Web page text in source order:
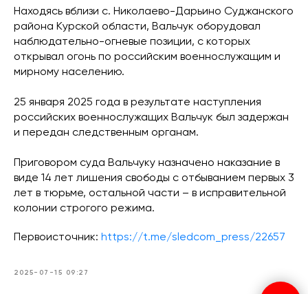
Находясь вблизи с. Николаево-Дарьино Суджанского
района Курской области, Вальчук оборудовал
наблюдательно-огневые позиции, с которых
открывал огонь по российским военнослужащим и
мирному населению.
25 января 2025 года в результате наступления
российских военнослужащих Вальчук был задержан
и передан следственным органам.
Приговором суда Вальчуку назначено наказание в
виде 14 лет лишения свободы с отбыванием первых 3
лет в тюрьме, остальной части – в исправительной
колонии строгого режима.
Первоисточник: https://t.me/sledcom_press/22657
2025-07-15 09:27